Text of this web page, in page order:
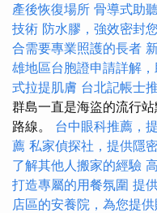
產後恢復場所 骨導式助
技術 防水膠，強效密封
合需要專業照護的長者
雄地區台胞證申請詳解
式拉提肌膚 台北記帳士
群島一直是海盜的流行
路線。 台中眼科推薦，
薦 私家偵探社，提供隱
了解其他人搬家的經驗
打造專屬的用餐氛圍 提
店區的安養院，為您提